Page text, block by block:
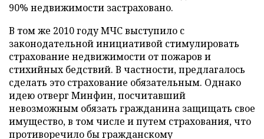
90% недвижимости застраховано.
В том же 2010 году МЧС выступило с
законодательной инициативой стимулировать
страхование недвижимости от пожаров и
стихийных бедствий. В частности, предлагалось
сделать это страхование обязательным. Однако
идею отверг Минфин, посчитавший
невозможным обязать гражданина защищать свое
имущество, в том числе и путем страхования, что
противоречило бы гражданскому